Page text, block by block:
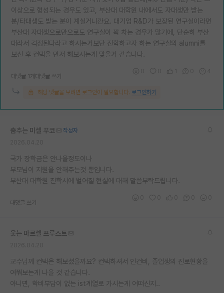
이상으로 형성되는 경우도 있고, 부산대 대학원 내에서도 자대생만 받는
분/타대생도 받는 분이 계실거니깐요. 대기업 R&D가 보장된 연구실이라면
부산대 자대생으로만으로도 연구실이 꽉 차는 경우가 많기에, 단순히 부산
대라서 걱정된다라고 하시는거보단 진학하고자 하는 연구실의 alumni를
보신 후 컨택을 먼저 해보시는게 맞을거 같습니다.
대댓글 1개 대댓글 쓰기
해당 댓글을 보려면 로그인이 필요합니다. 로그인하기
춤추는 미셸 푸코
작성자
국가 장학금은 안나올정도이나
부모님이 지원을 안해주는것 뿐입니다.
부산대 대학원 진학시에 벌어질 현실에 대해 말씀부탁드립니다.
대댓글 쓰기
웃는 마르셀 프루스트
교수님께 컨택은 해보셨을까요? 컨택하셔서 인건비, 졸업생의 진로현황을
여쭤보는게 나을 것 같습니다.
아니면, 학비부담이 없는 ist계열로 가시는게 어떠신지..